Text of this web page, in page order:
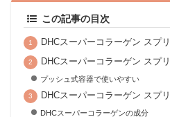
この記事の目次
DHCスーパーコラーゲン スプ
DHCスーパーコラーゲン スプ
プッシュ式容器で使いやすい
DHCスーパーコラーゲン スプ
DHCスーパーコラーゲンの成分